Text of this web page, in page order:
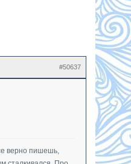
#50637
верно пишешь,